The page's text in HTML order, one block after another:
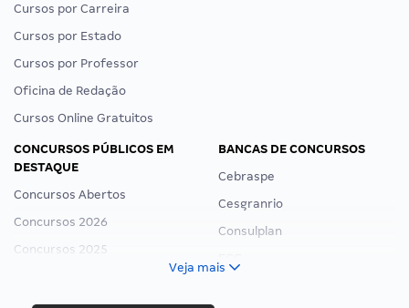
Cursos por Carreira
Cursos por Estado
Cursos por Professor
Oficina de Redação
Cursos Online Gratuitos
CONCURSOS PÚBLICOS EM
DESTAQUE
Concursos Abertos
Concursos 2026
Concursos 2025
Concurso Ibama
BANCAS DE CONCURSOS
Cebraspe
Cesgranrio
Consulplan
Veja mais